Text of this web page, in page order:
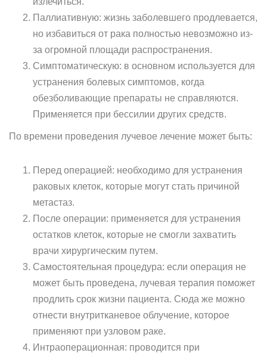
Паллиативную: жизнь заболевшего продлевается,
но избавиться от рака полностью невозможно из-
за огромной площади распространения.
Симптоматическую: в основном используется для
устранения болевых симптомов, когда
обезболивающие препараты не справляются.
Применяется при бессилии других средств.
По времени проведения лучевое лечение может быть:
Перед операцией: необходимо для устранения
раковых клеток, которые могут стать причиной
метастаз.
После операции: применяется для устранения
остатков клеток, которые не смогли захватить
врачи хирургическим путем.
Самостоятельная процедура: если операция не
может быть проведена, лучевая терапия поможет
продлить срок жизни пациента. Сюда же можно
отнести внутритканевое облучение, которое
применяют при узловом раке.
Интраоперационная: проводится при